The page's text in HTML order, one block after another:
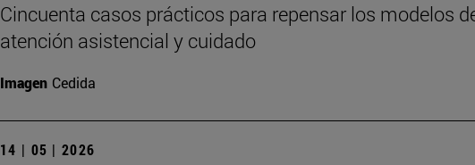
Cincuenta casos prácticos para repensar los modelos
atención asistencial y cuidado
Imagen Cedida
14 | 05 | 2026